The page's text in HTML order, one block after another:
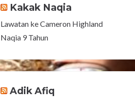
Kakak Naqia
Lawatan ke Cameron Highland
Naqia 9 Tahun
Adik Afiq